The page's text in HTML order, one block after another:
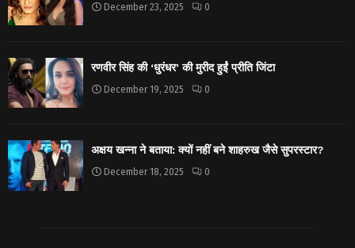
December 23, 2025 0
रणवीर सिंह की ‘धुरंधर’ की मुरीद हुईं प्रीति जिंटा
December 19, 2025 0
अक्षय खन्ना ने बताया: क्यों नहीं बने शाहरुख जैसे सुपरस्टार?
December 18, 2025 0